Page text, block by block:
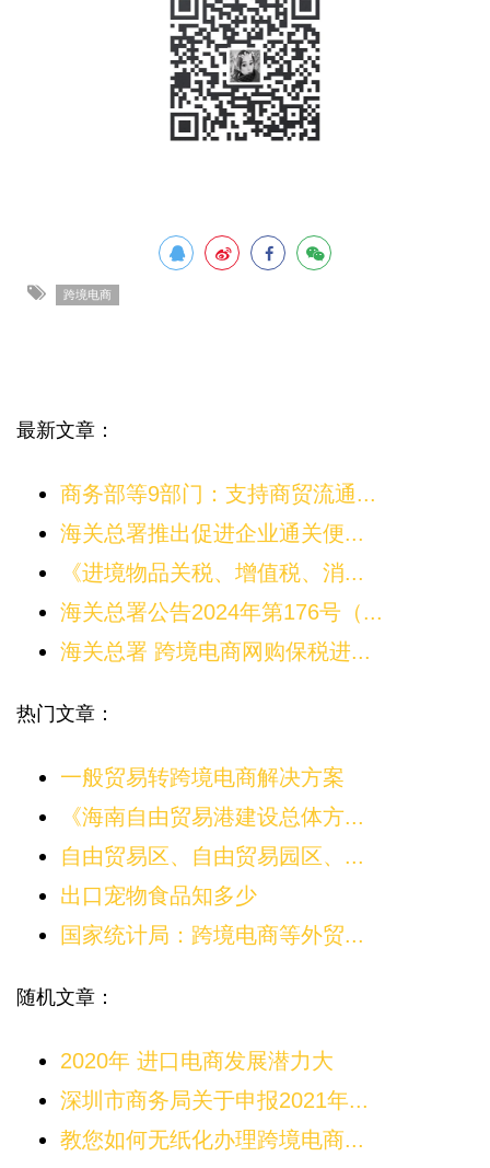
跨境电商
最新文章：
商务部等9部门：支持商贸流通...
海关总署推出促进企业通关便...
《进境物品关税、增值税、消...
海关总署公告2024年第176号（...
海关总署 跨境电商网购保税进...
热门文章：
一般贸易转跨境电商解决方案
《海南自由贸易港建设总体方...
自由贸易区、自由贸易园区、...
出口宠物食品知多少
国家统计局：跨境电商等外贸...
随机文章：
2020年 进口电商发展潜力大
深圳市商务局关于申报2021年...
教您如何无纸化办理跨境电商...